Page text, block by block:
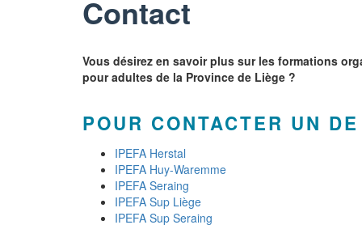
Contact
Vous désirez en savoir plus sur les formations
pour adultes de la Province de Liège ?
POUR CONTACTER UN
IPEFA Herstal
IPEFA Huy-Waremme
IPEFA Seraing
IPEFA Sup Liège
IPEFA Sup Seraing